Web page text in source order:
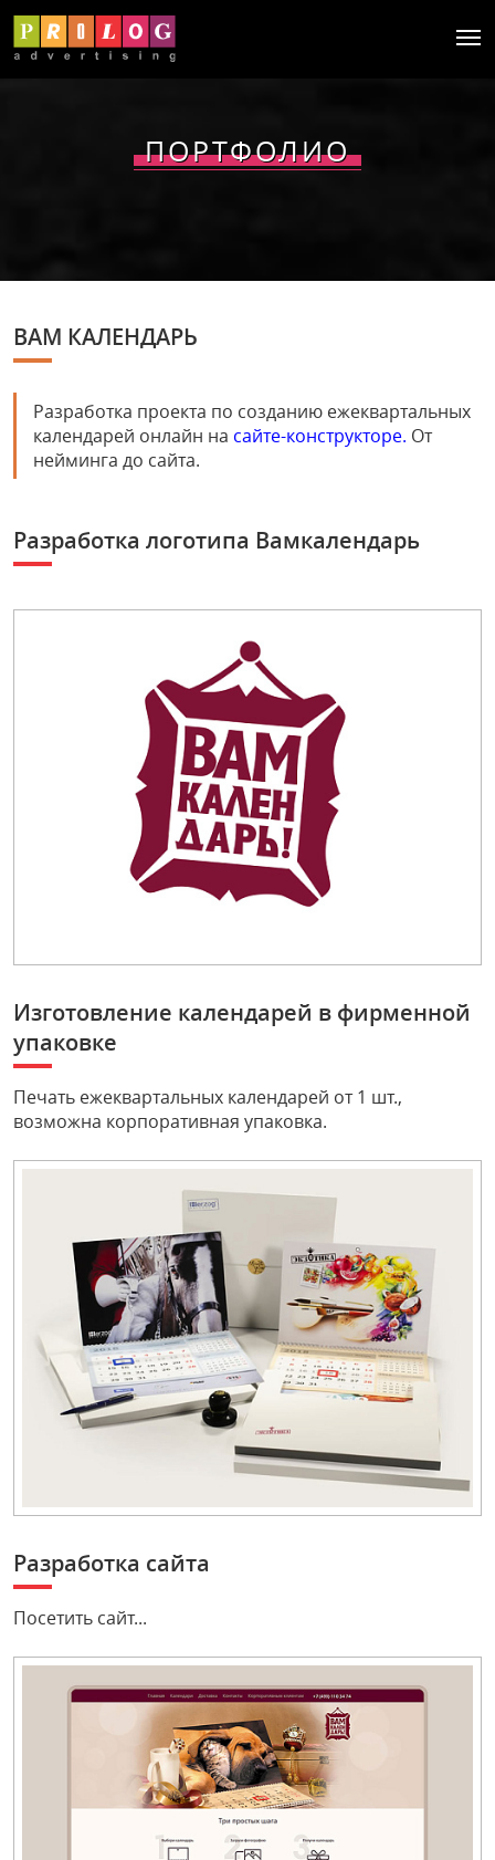
ПОРТФОЛИО
ВАМ КАЛЕНДАРЬ
Разработка проекта по созданию ежеквартальных
календарей онлайн на сайте-конструкторе. От
нейминга до сайта.
Разработка логотипа Вамкалендарь
Изготовление календарей в фирменной
упаковке
Печать ежеквартальных календарей от 1 шт.,
возможна корпоративная упаковка.
Разработка сайта
Посетить сайт...